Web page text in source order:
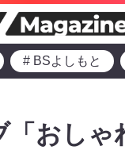
# BSよしもと
おし